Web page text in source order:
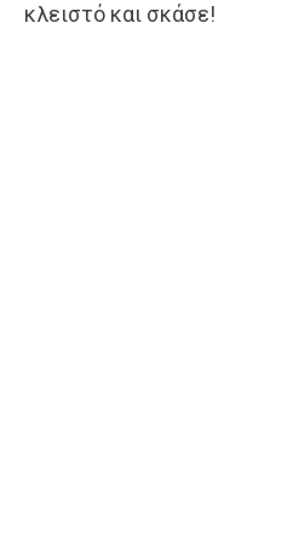
κλειστό και σκάσε!